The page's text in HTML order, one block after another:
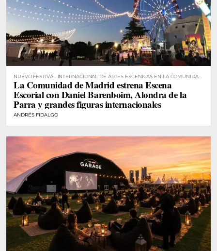
NUEVO FESTIVAL INTERNACIONAL DE ARTES ESCÉNICAS EN LA COMUNIDAD
DE MADRID
La Comunidad de Madrid estrena Escena
Escorial con Daniel Barenboim, Alondra de la
Parra y grandes figuras internacionales
ANDRÉS FIDALGO